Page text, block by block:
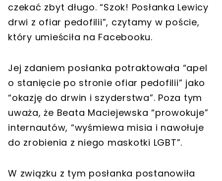
czekać zbyt długo. “Szok! Posłanka Lewicy
drwi z ofiar pedofilii”, czytamy w poście,
który umieściła na Facebooku.
Jej zdaniem posłanka potraktowała “apel
o stanięcie po stronie ofiar pedofilii” jako
“okazję do drwin i szyderstwa”. Poza tym
uważa, że Beata Maciejewska “prowokuje”
internautów, “wyśmiewa misia i nawołuje
do zrobienia z niego maskotki LGBT”.
W związku z tym posłanka postanowiła